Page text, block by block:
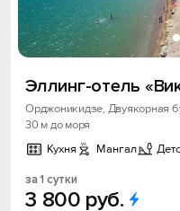
Эллинг-отель
Орджоникидзе, Двуякорная
30 м до моря
Кухня
Мангал
за 1 сутки
3 800 руб.